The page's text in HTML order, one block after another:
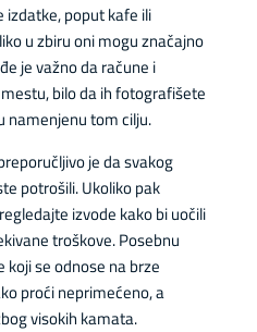
poput kafe ili
u zbiru oni mogu značajno
je važno da račune i
bilo da ih fotografišete
namenjenu tom cilju.
je da svakog
potrošili. Ukoliko pak
izvode kako bi uočili
troškove. Posebnu
se odnose na brze
proći neprimećeno, a
visokih kamata.